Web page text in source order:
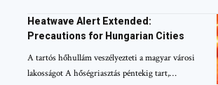
Heatwave Alert Extended:
Precautions for Hungarian Cities
A tartós hőhullám veszélyezteti a magyar városi
lakosságot A hőségriasztás péntekig tart,…